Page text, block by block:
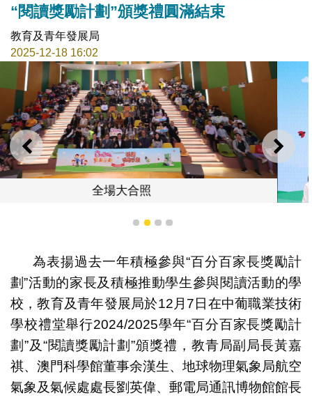
“閱讀獎勵計劃”頒獎禮圓滿結束
教育及青年發展局
2025-12-18 16:02
上一則 下一
家長獲頒發“百分百金星家長”獎項
1 2 3 4
為表揚過去一年積極參與“百分百家長獎勵計
劃”活動的家長及積極推動學生參與閱讀活動的學
校，教育及青年發展局於12月7日在中葡職業技術
學校禮堂舉行2024/2025學年“百分百家長獎勵計
劃”及“閱讀獎勵計劃”頒獎禮，教青局副局長黃嘉
祺、澳門科學館董事余漢生、地球物理氣象局航空
氣象及氣候處處長劉英偉、郵電局通訊博物館館長